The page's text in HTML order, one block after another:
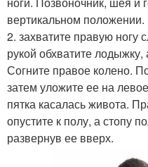
вертикальном
2. захватите правую
рукой обхватите
Согните правое колено.
затем уложите ее на
пятка касалась живота.
опустите к полу, а стопу
развернув ее вверх.